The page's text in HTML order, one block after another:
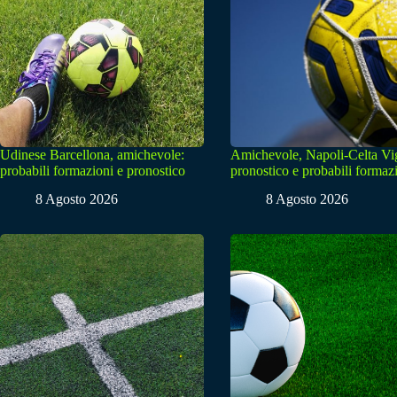
Udinese Barcellona, amichevole:
probabili formazioni e pronostico
8 Agosto 2026
Amichevole, Napoli-Celta
pronostico e probabili
8 Agosto 2026